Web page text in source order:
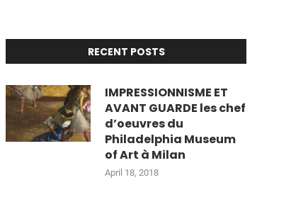
RECENT POSTS
IMPRESSIONNISME ET
AVANT GUARDE les chef
d’oeuvres du
Philadelphia Museum
of Art à Milan
April 18, 2018